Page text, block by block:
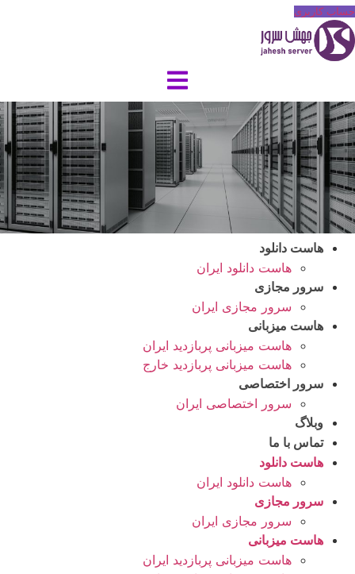
حساب کاربری
هاست دانلود
هاست دانلود ایران
سرور مجازی
سرور مجازی ایران
هاست میزبانی
هاست میزبانی پربازدید ایران
هاست میزبانی پربازدید خارج
سرور اختصاصی
سرور اختصاصی ایران
وبلاگ
تماس با ما
هاست دانلود
هاست دانلود ایران
سرور مجازی
سرور مجازی ایران
هاست میزبانی
هاست میزبانی پربازدید ایران